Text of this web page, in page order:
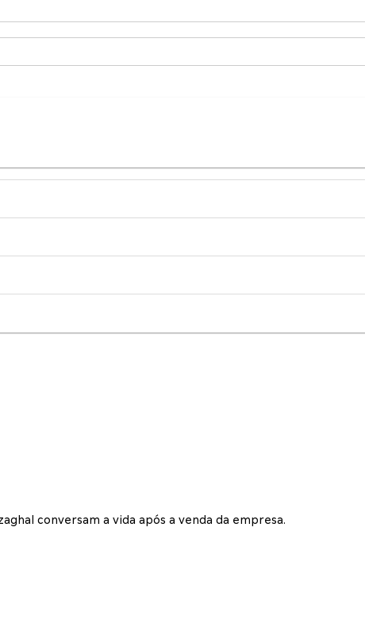
conversam a vida após a venda da empresa.